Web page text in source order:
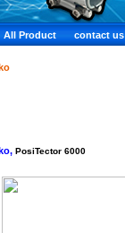
All Product contact us
PosiTector 6000